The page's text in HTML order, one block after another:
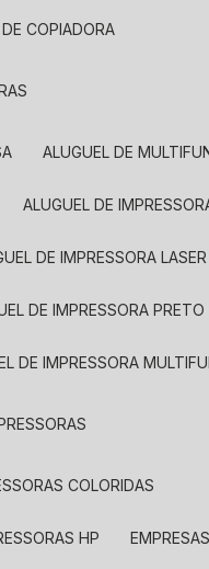
DE COPIADORA
ALUGUEL DE
ALUGUEL DE
DE IMPRESSORA
DE IMPRESSORA
DE IMPRESSORA
COLORIDAS
HP